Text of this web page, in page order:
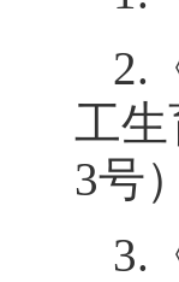
2.
工
3号
3.